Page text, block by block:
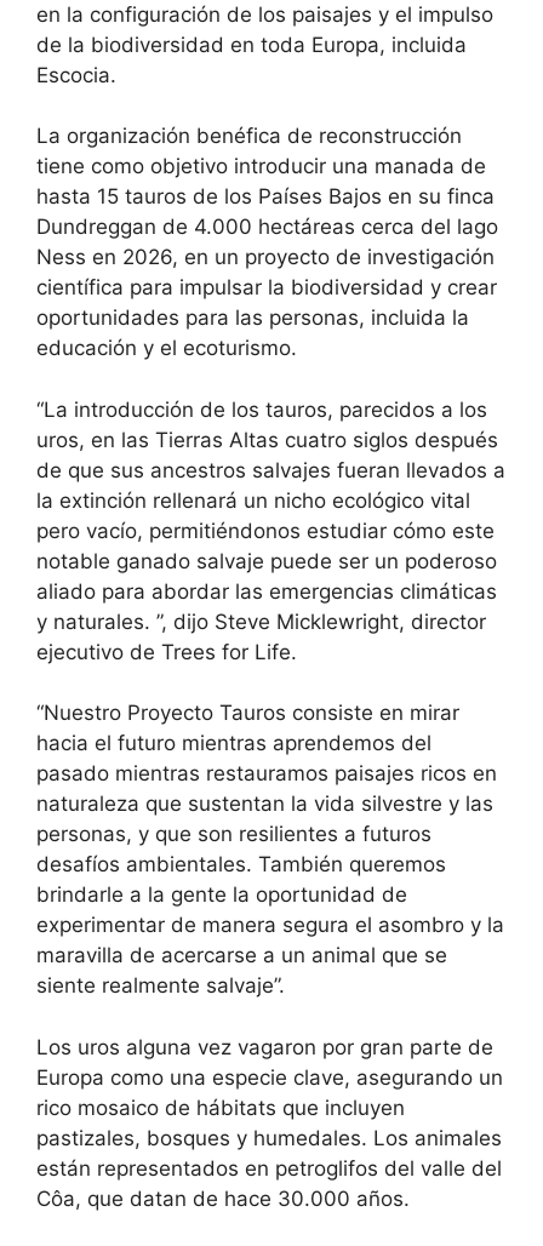
en la configuración de los paisajes y el impulso
de la biodiversidad en toda Europa, incluida
Escocia.
La organización benéfica de reconstrucción
tiene como objetivo introducir una manada de
hasta 15 tauros de los Países Bajos en su finca
Dundreggan de 4.000 hectáreas cerca del lago
Ness en 2026, en un proyecto de investigación
científica para impulsar la biodiversidad y crear
oportunidades para las personas, incluida la
educación y el ecoturismo.
“La introducción de los tauros, parecidos a los
uros, en las Tierras Altas cuatro siglos después
de que sus ancestros salvajes fueran llevados a
la extinción rellenará un nicho ecológico vital
pero vacío, permitiéndonos estudiar cómo este
notable ganado salvaje puede ser un poderoso
aliado para abordar las emergencias climáticas
y naturales. ”, dijo Steve Micklewright, director
ejecutivo de Trees for Life.
“Nuestro Proyecto Tauros consiste en mirar
hacia el futuro mientras aprendemos del
pasado mientras restauramos paisajes ricos en
naturaleza que sustentan la vida silvestre y las
personas, y que son resilientes a futuros
desafíos ambientales. También queremos
brindarle a la gente la oportunidad de
experimentar de manera segura el asombro y la
maravilla de acercarse a un animal que se
siente realmente salvaje”.
Los uros alguna vez vagaron por gran parte de
Europa como una especie clave, asegurando un
rico mosaico de hábitats que incluyen
pastizales, bosques y humedales. Los animales
están representados en petroglifos del valle del
Côa, que datan de hace 30.000 años.